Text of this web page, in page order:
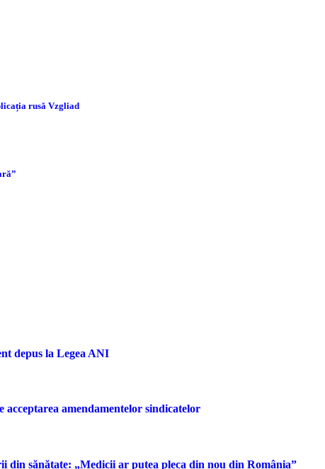
rusă Vzgliad
depus la Legea ANI
amendamentelor sindicatelor
din sănătate: „Medicii ar putea pleca din nou din România”